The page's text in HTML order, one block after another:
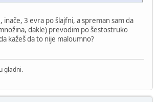
inače, 3 evra po šlajfni, a spreman sam da
dakle) prevodim po šestostruko
kažeš da to nije maloumno?
gladni.